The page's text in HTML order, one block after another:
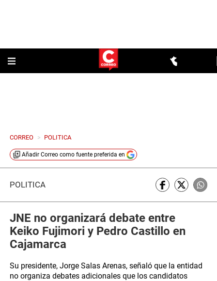
CORREO > POLITICA
Añadir Correo como fuente preferida en
POLÍTICA
JNE no organizará debate entre
Keiko Fujimori y Pedro Castillo en
Cajamarca
Su presidente, Jorge Salas Arenas, señaló que la entidad
no organiza debates adicionales que los candidatos